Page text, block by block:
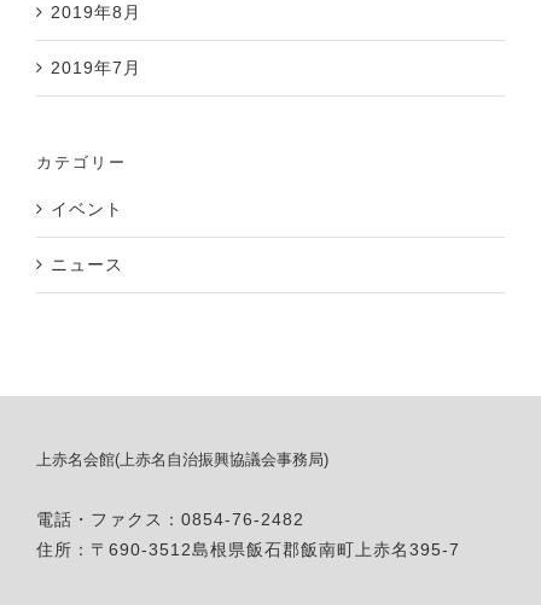
2019年8月
2019年7月
カテゴリー
イベント
ニュース
上赤名会館(上赤名自治振興協議会事務局)
電話・ファクス：0854-76-2482
住所：〒690-3512島根県飯石郡飯南町上赤名395-7